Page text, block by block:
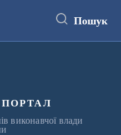
Пошук
виконавчої влади